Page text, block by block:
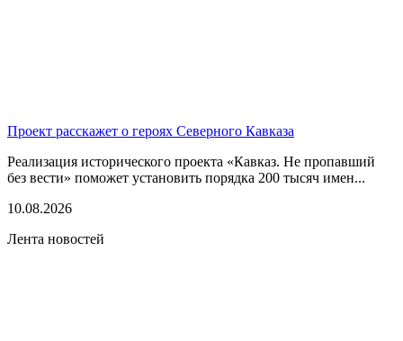
Проект расскажет о героях Северного Кавказа
Реализация исторического проекта «Кавказ. Не пропавший
без вести» поможет установить порядка 200 тысяч имен...
10.08.2026
Лента новостей